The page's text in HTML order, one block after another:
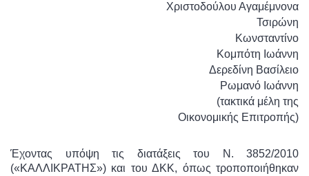
Χριστοδούλου Αγαμέμνονα
Τσιρώνη
Κωνσταντίνο
Κομπότη Ιωάννη
Δερεδίνη Βασίλειο
Ρωμανό Ιωάννη
(τακτικά μέλη της
Οικονομικής Επιτροπής)
Έχοντας υπόψη τις διατάξεις του Ν. 3852/2010
(«ΚΑΛΛΙΚΡΑΤΗΣ») και του ΔΚΚ, όπως τροποποιήθηκαν